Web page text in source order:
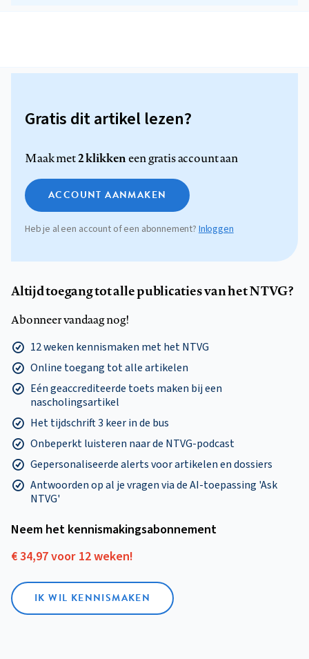
Gratis dit artikel lezen?
Maak met2 klikkeneen gratis account aan
ACCOUNT AANMAKEN
Heb je al een account of een abonnement? Inloggen
Altijd toegang tot alle publicaties van het NTVG?
Abonneer vandaag nog!
12 weken kennismaken met het NTVG
Online toegang tot alle artikelen
Eén geaccrediteerde toets maken bij een
nascholingsartikel
Het tijdschrift 3 keer in de bus
Onbeperkt luisteren naar de NTVG-podcast
Gepersonaliseerde alerts voor artikelen en dossiers
Antwoorden op al je vragen via de AI-toepassing 'Ask
NTVG'
Neem het kennismakings­abonnement
€ 34,97 voor 12 weken!
IK WIL KENNISMAKEN